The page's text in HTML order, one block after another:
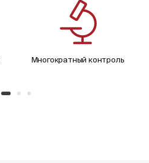
Многократный контроль